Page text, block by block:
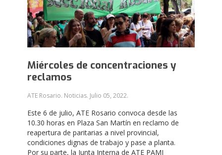
Miércoles de concentraciones y
reclamos
ATE Rosario. Noticias. Julio 05, 2022.
Este 6 de julio, ATE Rosario convoca desde las
10.30 horas en Plaza San Martín en reclamo de
reapertura de paritarias a nivel provincial,
condiciones dignas de trabajo y pase a planta.
Por su parte, la Junta Interna de ATE PAMI